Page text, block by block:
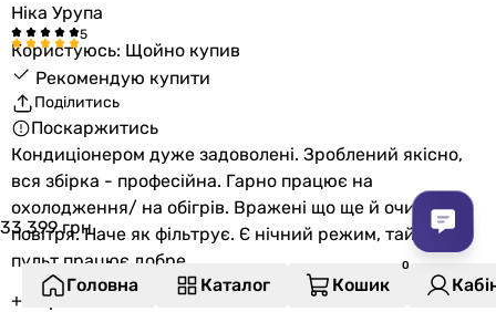
Ніка Урупа
Користуюсь: Щойно купив
Рекомендую купити
Поділитись
Поскаржитись
Кондиціонером дуже задоволені. Зроблений якісно,
вся збірка - професійна. Гарно працює на
охолодження/ на обігрів. Вражені що ще й очищує
повітря. Наче як фільтрує. Є нічний режим, таймер,
пульт працює добре.
+ Переваги:
33 399грн
Головна Каталог Кошик